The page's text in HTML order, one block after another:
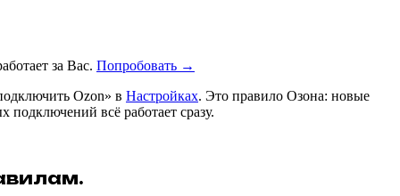
за Вас. Попробовать →
Ozon» в Настройках. Это правило Озона: новые
всё работает сразу.